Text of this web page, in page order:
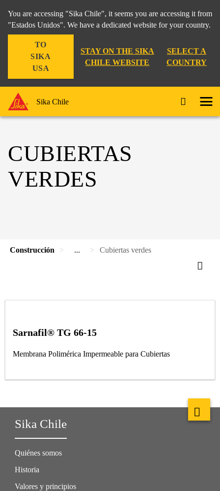
You are accessing "Sika Chile", it seems you are accessing it from
"Estados Unidos". We have a dedicated website for your country.
TO
SIKA
USA
STAY ON THE SIKA
CHILE WEBSITE
SELECT A
COUNTRY
Sika Chile
CUBIERTAS
VERDES
Construcción ... Cubiertas verdes
Sarnafil® TG 66-15
Membrana Polimérica Impermeable para Cubiertas
Sika Chile
Quiénes somos
Historia
Valores y principios